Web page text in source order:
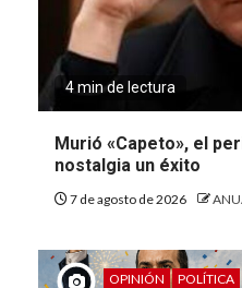
4 min de lectura
Murió «Capeto», el
nostalgia un éxito
7 de agosto de 2026
OPINIÓN POLÍTICA